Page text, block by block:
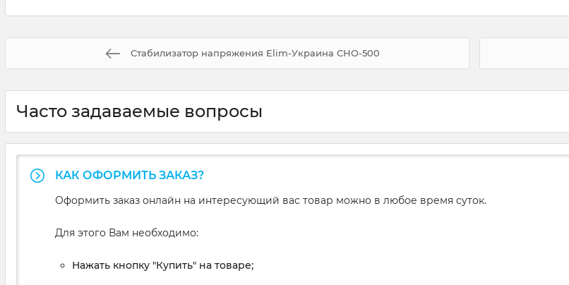
Стабилизатор напряжения Elim-Украина СНО-500
Часто задаваемые вопросы
КАК ОФОРМИТЬ ЗАКАЗ?
Оформить заказ онлайн на интересующий вас товар можно в любое время суток.
Для этого Вам необходимо:
Нажать кнопку "Купить" на товаре;